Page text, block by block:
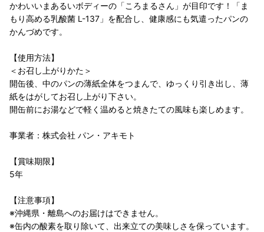
かわいいまあるいボディーの「ころまるさん」が目印です！「ま
もり高める乳酸菌 L-137」を配合し、健康感にも気遣ったパンの
かんづめです。
【使用方法】
＜お召し上がりかた＞
開缶後、中のパンの薄紙全体をつまんで、ゆっくり引き出し、薄
紙をはがしてお召し上がり下さい。
開缶前にお湯などで軽く温めると焼きたての風味も楽しめます。
事業者：株式会社 パン・アキモト
【賞味期限】
5年
【注意事項】
※沖縄県・離島へのお届けはできません。
※缶内の酸素を取り除いて、出来立ての美味しさを保っています。